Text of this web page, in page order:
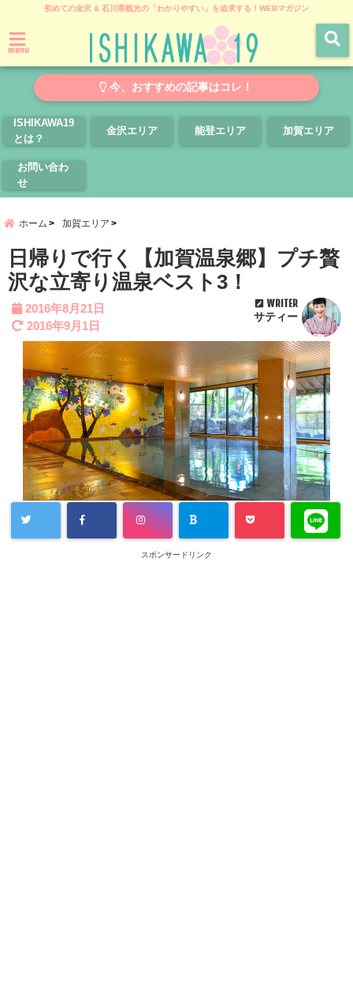
初めての金沢 & 石川県観光の「わかりやすい」を追求する！WEBマガジン
menu
今、おすすめの記事はコレ！
ISHIKAWA19
とは？
金沢エリア 能登エリア 加賀エリア
お問い合わ
せ
ホーム 加賀エリア
日帰りで行く【加賀温泉郷】プチ贅
沢な立寄り温泉ベスト3！
2016年8月21日
2016年9月1日
WRITER
サティー
スポンサードリンク